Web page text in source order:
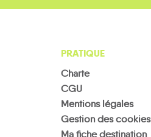
PRATIQUE
Charte
CGU
Mentions légales
Gestion des cookies
Ma fiche destination